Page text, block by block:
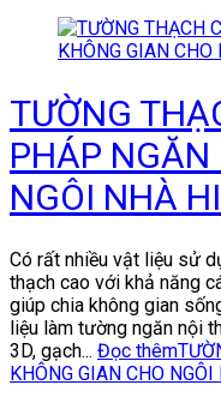
TƯỜNG
PHÁP NGĂN
NGÔI NHÀ
Có rất nhiều vật liệu sử
thạch cao với khả năng
giúp chia không gian
liệu làm tường ngăn nội
3D, gạch... Đọc thêm
KHÔNG GIAN CHO